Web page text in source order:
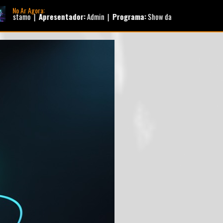
No Ar Agora:
Admin |Programa:Show da Manhã |Horário:05:00 - 12:00